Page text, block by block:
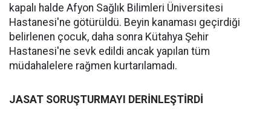
kapalı halde Afyon Sağlık Bilimleri Üniversitesi
Hastanesi'ne götürüldü. Beyin kanaması geçirdiği
belirlenen çocuk, daha sonra Kütahya Şehir
Hastanesi'ne sevk edildi ancak yapılan tüm
müdahalelere rağmen kurtarılamadı.
JASAT SORUŞTURMAYI DERİNLEŞTİRDİ